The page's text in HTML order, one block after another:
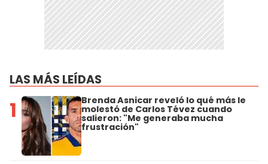
LAS MÁS LEÍDAS
1 Brenda Asnicar reveló lo qué más le
molestó de Carlos Tévez cuando
salieron: "Me generaba mucha
frustración"